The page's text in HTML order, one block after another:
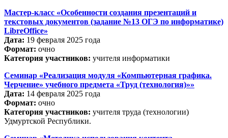
Мастер-класс «Особенности создания презентаций и
текстовых документов (задание №13 ОГЭ по информатике)
LibreOffice»
Дата: 19 февраля 2025 года
Формат: очно
Категория участников: учителя информатики
Семинар «Реализация модуля «Компьютерная графика.
Черчение» учебного предмета «Труд (технология)»»
Дата: 14 февраля 2025 года
Формат: очно
Категория участников: учителя труда (технологии)
Удмуртской Республики.